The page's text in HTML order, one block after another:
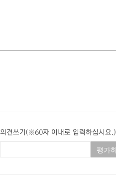
의견쓰기(※60자 이내로 입력하십시요.)